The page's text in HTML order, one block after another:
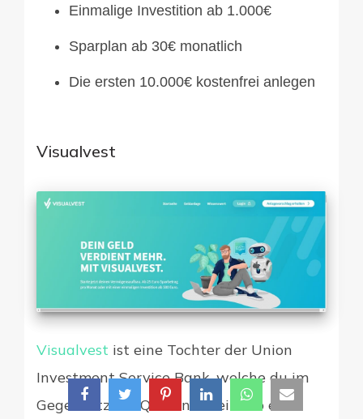
Einmalige Investition ab 1.000€
Sparplan ab 30€ monatlich
Die ersten 10.000€ kostenfrei anlegen
Visualvest
Visualvest ist eine Tochter der Union
Investment Service Bank, welche du im
Gegensatz zur Quirion bereits ab einer